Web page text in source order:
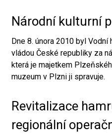
Národní kulturní
Dne 8. února 2010 byl Vodní
vládou České republiky za
která je majetkem
muzeum v Plzni ji spravuje.
Revitalizace
regionální